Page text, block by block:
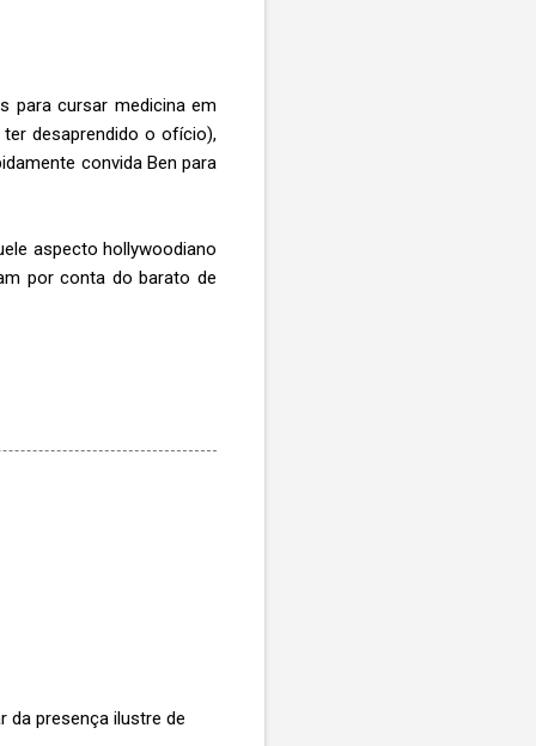
para cursar medicina em
desaprendido o ofício),
convida Ben para
aspecto hollywoodiano
por conta do barato de
da presença ilustre de